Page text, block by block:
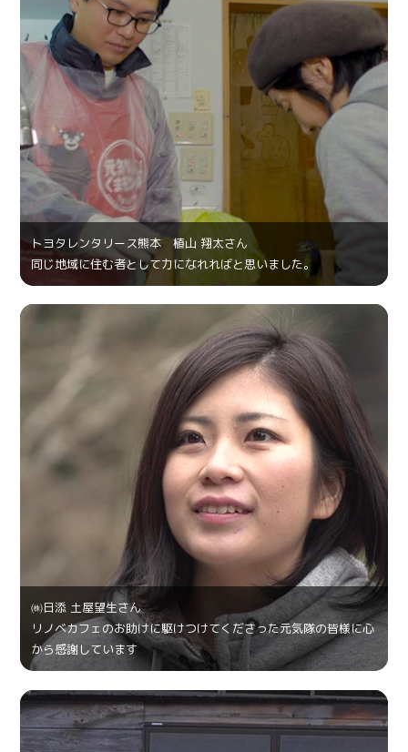
トヨタレンタリース熊本 植山 翔太さん
同じ地域に住む者として力になれればと思いました。
㈱日添 土屋望生さん
リノベカフェのお助けに駆けつけてくださった元気隊の皆様に心
から感謝しています